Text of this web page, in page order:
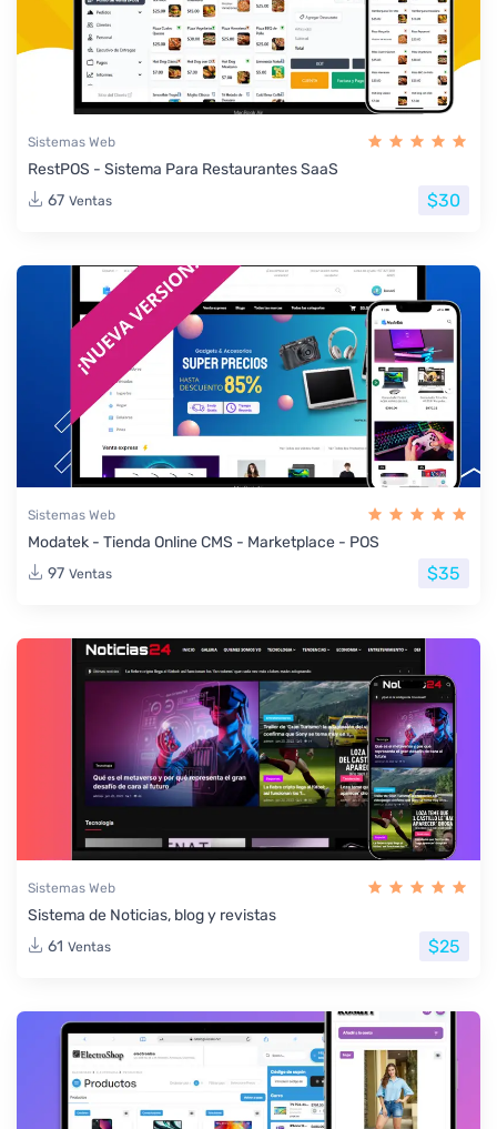
Sistemas Web
RestPOS - Sistema Para Restaurantes SaaS
67 Ventas $30
Sistemas Web
Modatek - Tienda Online CMS - Marketplace - POS
97 Ventas $35
Sistemas Web
Sistema de Noticias, blog y revistas
61 Ventas $25